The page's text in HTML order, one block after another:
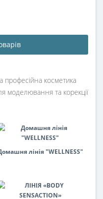
професійна косметика
моделювання та корекції
лінія "WELLNESS"